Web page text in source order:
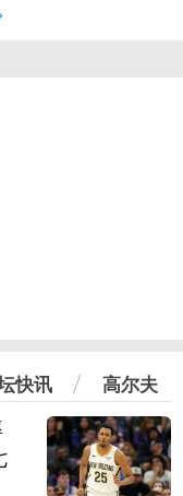
快讯 高尔夫